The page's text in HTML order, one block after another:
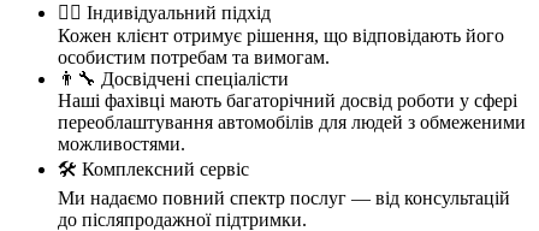
🙋‍♂️ Індивідуальний підхід
Кожен клієнт отримує рішення, що відповідають його
особистим потребам та вимогам.
👨‍🔧 Досвідчені спеціалісти
Наші фахівці мають багаторічний досвід роботи у сфері
переоблаштування автомобілів для людей з обмеженими
можливостями.
🛠️ Комплексний сервіс
Ми надаємо повний спектр послуг — від консультацій
до післяпродажної підтримки.